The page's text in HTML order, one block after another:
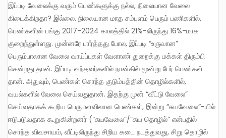
இப்படி வேலைக்கு வரும் பெண்களுக்கு நல்ல, நிலையான வேலை
கிடைக்கிறதா? இல்லை. நிலையான மாத சம்பளம் பெரும் பணிகளில்,
பெண்களின் பங்கு 2017-2024 காலத்தில் 21%-லிருந்து 16%-மாக
குறைந்துள்ளது. முன்னரே பார்த்தது போல, இப்படி “உருவான”
பெரும்பாலான வேலை வாய்ப்புகள் வேளாண் துறைக்கு மக்கள் திரும்பி
சென்றது தான். இப்படி வந்தவர்களில் நான்கில் மூன்று பேர் பெண்கள்
தான். அதுவும், பெண்கள் சொந்த குடும்பத்தின் தொழில்களில்,
வயல்களில் வேலை செய்வதுதான். இதற்கு முன் “வீட்டு வேலை”
செய்வதாகக் கூறிய பெருமளவிலான பெண்கள், இன்று “சுயவேலை”-யில்
ஈடுபடுவதாக கூறுகின்றனர் (“சுயவேலை”/”சுய தொழில்” என்பதில்
சொந்த விவசாயம், வீட்டிலிருந்து சிறிய கடை நடத்துவது, சிறு தொழில்